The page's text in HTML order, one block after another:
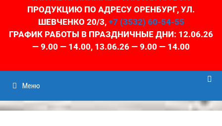
ПРОДУКЦИЮ ПО АДРЕСУ ОРЕНБУРГ, УЛ.
ШЕВЧЕНКО 20/3, +7 (3532) 60-54-55
ГРАФИК РАБОТЫ В ПРАЗДНИЧНЫЕ ДНИ: 12.06.26
— 9.00 — 14.00, 13.06.26 — 9.00 — 14.00
Меню